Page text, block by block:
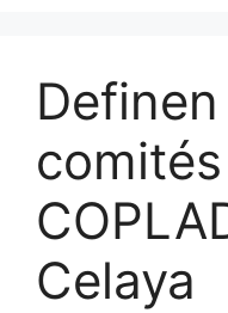
Celaya